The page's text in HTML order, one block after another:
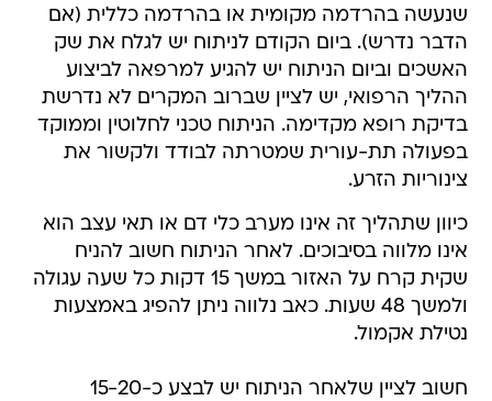
שנעשה בהרדמה מקומית או בהרדמה כללית (אם
הדבר נדרש). ביום הקודם לניתוח יש לגלח את שק
האשכים וביום הניתוח יש להגיע למרפאה לביצוע
ההליך הרפואי, יש לציין שברוב המקרים לא נדרשת
בדיקת רופא מקדימה. הניתוח טכני לחלוטין וממוקד
בפעולה תת-עורית שמטרתה לבודד ולקשור את
צינוריות הזרע.
כיוון שתהליך זה אינו מערב כלי דם או תאי עצב הוא
אינו מלווה בסיבוכים. לאחר הניתוח חשוב להניח
שקית קרח על האזור במשך 15 דקות כל שעה עגולה
ולמשך 48 שעות. כאב נלווה ניתן להפיג באמצעות
נטילת אקמול.
חשוב לציין שלאחר הניתוח יש לבצע כ-15-20